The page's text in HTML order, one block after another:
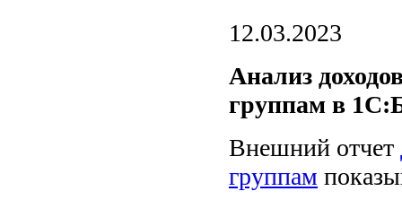
12.03.2023
Анализ
группам в
Внешний отчет
группам